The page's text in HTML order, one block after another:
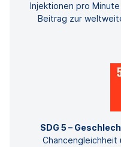
Injektionen pro
Beitrag zur
SDG 5 –